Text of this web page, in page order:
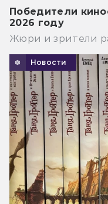
Победители
2026 году
Жюри и зрители
Новости